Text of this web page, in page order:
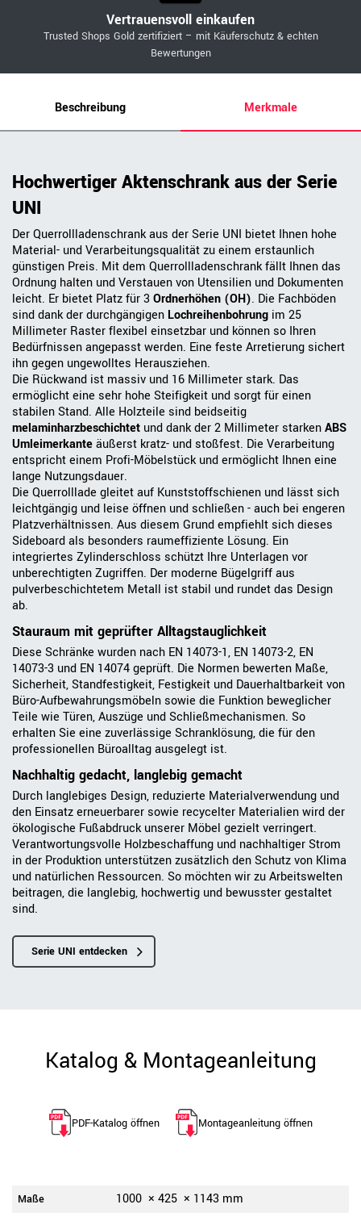
Vertrauensvoll einkaufen
Trusted Shops Gold zertifiziert – mit Käuferschutz & echten
Bewertungen
Beschreibung Merkmale
Hochwertiger Aktenschrank aus der Serie
UNI
Der Querrollladenschrank aus der Serie UNI bietet Ihnen hohe
Material- und Verarbeitungsqualität zu einem erstaunlich
günstigen Preis. Mit dem Querrollladenschrank fällt Ihnen das
Ordnung halten und Verstauen von Utensilien und Dokumenten
leicht. Er bietet Platz für 3Ordnerhöhen (OH). Die Fachböden
sind dank der durchgängigen Lochreihenbohrung im 25
Millimeter Raster flexibel einsetzbar und können so Ihren
Bedürfnissen angepasst werden. Eine feste Arretierung sichert
ihn gegen ungewolltes Herausziehen.
Die Rückwand ist massiv und 16 Millimeter stark. Das
ermöglicht eine sehr hohe Steifigkeit und sorgt für einen
stabilen Stand. Alle Holzteile sind beidseitig
melaminharzbeschichtet und dank der 2 Millimeter starkenABS
Umleimerkanteäußerst kratz- und stoßfest. Die Verarbeitung
entspricht einem Profi-Möbelstück und ermöglicht Ihnen eine
lange Nutzungsdauer.
Die Querrolllade gleitet auf Kunststoffschienen und lässt sich
leichtgängig und leise öffnen und schließen - auch bei engeren
Platzverhältnissen. Aus diesem Grund empfiehlt sich dieses
Sideboard als besonders raumeffiziente Lösung. Ein
integriertes Zylinderschloss schützt Ihre Unterlagen vor
unberechtigten Zugriffen. Der moderne Bügelgriff aus
pulverbeschichtetem Metall ist stabil und rundet das Design
ab.
Stauraum mit geprüfter Alltagstauglichkeit
Diese Schränke wurden nach EN 14073-1, EN 14073-2, EN
14073-3 und EN 14074 geprüft. Die Normen bewerten Maße,
Sicherheit, Standfestigkeit, Festigkeit und Dauerhaltbarkeit von
Büro-Aufbewahrungsmöbeln sowie die Funktion beweglicher
Teile wie Türen, Auszüge und Schließmechanismen. So
erhalten Sie eine zuverlässige Schranklösung, die für den
professionellen Büroalltag ausgelegt ist.
Nachhaltig gedacht, langlebig gemacht
Durch langlebiges Design, reduzierte Materialverwendung und
den Einsatz erneuerbarer sowie recycelter Materialien wird der
ökologische Fußabdruck unserer Möbel gezielt verringert.
Verantwortungsvolle Holzbeschaffung und nachhaltiger Strom
in der Produktion unterstützen zusätzlich den Schutz von Klima
und natürlichen Ressourcen. So möchten wir zu Arbeitswelten
beitragen, die langlebig, hochwertig und bewusster gestaltet
sind.
Serie UNI entdecken
Katalog & Montageanleitung
PDF-Katalog öffnen Montageanleitung öffnen
Maße 1000 × 425 × 1143 mm